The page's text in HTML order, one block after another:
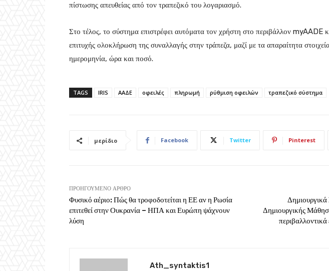
πίστωσης απευθείας από τον τραπεζικό του λογαριασμό.
Στο τέλος, το σύστημα επιστρέφει αυτόματα τον χρήστη στο περιβάλλον myAADE
επιτυχής ολοκλήρωση της συναλλαγής στην τράπεζα, μαζί με τα απαραίτητα
ημερομηνία, ώρα και ποσό.
TAGS IRIS ΑΑΔΕ οφειλές πληρωμή ρύθμιση οφειλών τραπεζικό σύστημα
μερίδιο Facebook Twitter Pinterest
ΠΡΟΗΓΟΎΜΕΝΟ ΆΡΘΡΟ
Φυσικό αέριο: Πώς θα τροφοδοτείται η ΕΕ αν η Ρωσία
επιτεθεί στην Ουκρανία – ΗΠΑ και Ευρώπη ψάχνουν
λύση
Δημιουργικής
περιβαλλοντικά
Ath_syntaktis1